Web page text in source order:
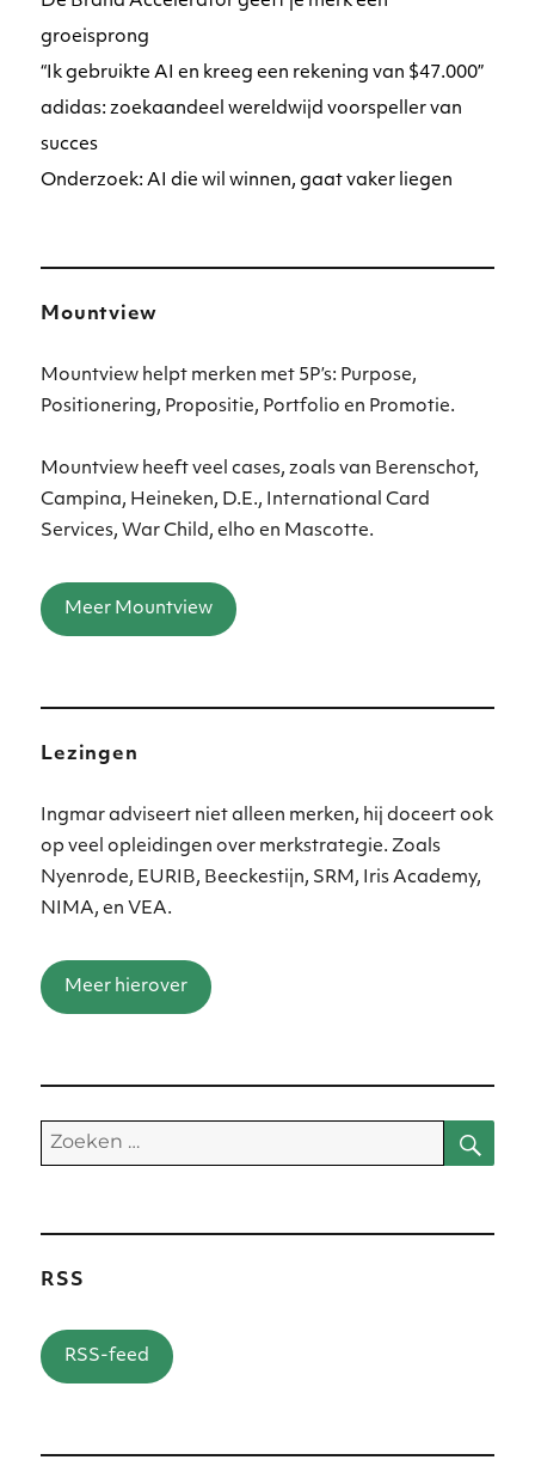
groeisprong
“Ik gebruikte AI en kreeg een rekening van $47.000”
adidas: zoekaandeel wereldwijd voorspeller van
succes
Onderzoek: AI die wil winnen, gaat vaker liegen
Mountview
Mountview helpt merken met 5P’s: Purpose,
Positionering, Propositie, Portfolio en Promotie.
Mountview heeft veel cases, zoals van Berenschot,
Campina, Heineken, D.E., International Card
Services, War Child, elho en Mascotte.
Meer Mountview
Lezingen
Ingmar adviseert niet alleen merken, hij doceert ook
op veel opleidingen over merkstrategie. Zoals
Nyenrode, EURIB, Beeckestijn, SRM, Iris Academy,
NIMA, en VEA.
Meer hierover
Zoeken
naar:
RSS
RSS-feed